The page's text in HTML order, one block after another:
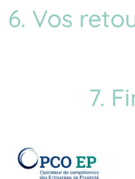
6. Vos
7.